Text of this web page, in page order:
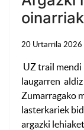
oinarriak
20 Urtarrila 2026
UZ trail
laugarren
Zumarragako
lasterkariek
argazki